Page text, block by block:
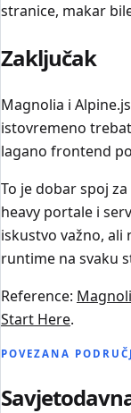
stranice, makar
Zaključak
Magnolia i
istovremeno
lagano frontend
To je dobar spoj
heavy portale i
iskustvo važno, ali
runtime na svaku
Reference:
Start Here.
POVEZANA